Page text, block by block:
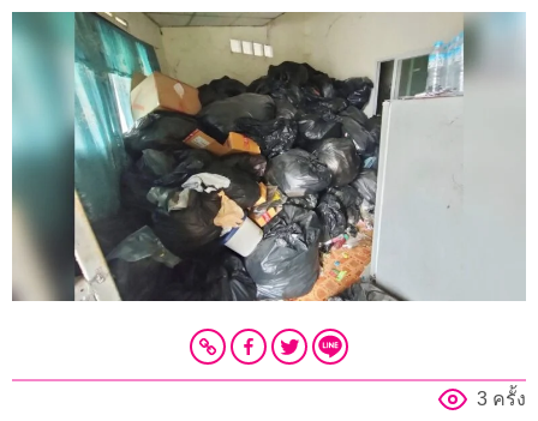
3 ครั้ง